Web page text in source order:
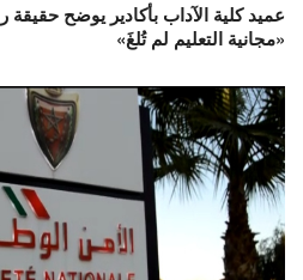
عميد كلية الآداب بأكادير يوضح
«مجانية التعليم لم تُلغَ»